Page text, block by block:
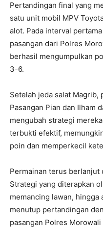
Pertandingan final yang
satu unit mobil MPV
alot. Pada interval
pasangan dari Polres
berhasil mengumpulkan
3-6.
Setelah jeda salat Magrib,
Pasangan Pian dan Ilham
mengubah strategi
terbukti efektif,
poin dan memperkecil
Permainan terus
Strategi yang diterapkan
memancing lawan,
menutup pertandingan
pasangan Polres